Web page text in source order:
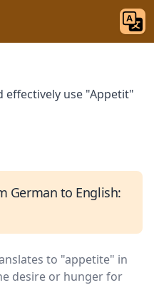
effectively use "Appetit"
German to English:
to "appetite" in
desire or hunger for